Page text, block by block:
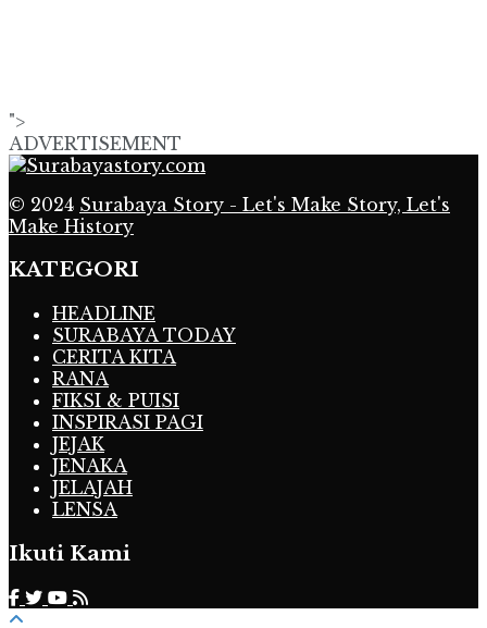
">
ADVERTISEMENT
© 2024 Surabaya Story - Let's Make Story, Let's
Make History
KATEGORI
HEADLINE
SURABAYA TODAY
CERITA KITA
RANA
FIKSI & PUISI
INSPIRASI PAGI
JEJAK
JENAKA
JELAJAH
LENSA
Ikuti Kami